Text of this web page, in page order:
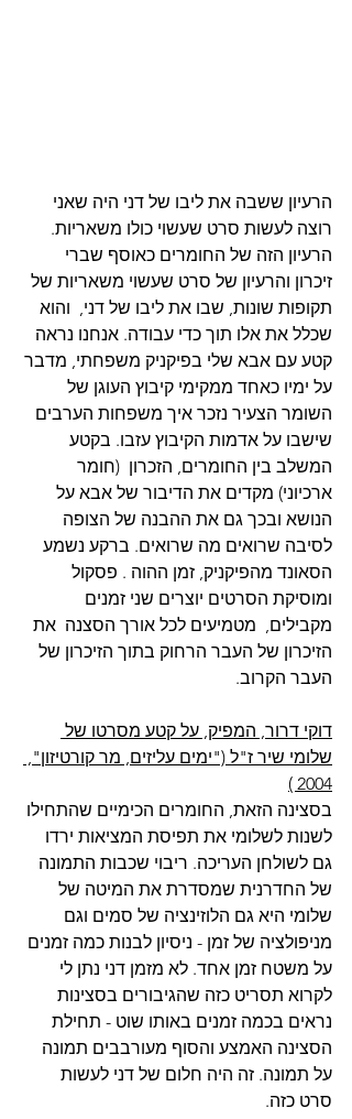
הרעיון ששבה את ליבו של דני היה שאני
רוצה לעשות סרט שעשוי כולו משאריות.
הרעיון הזה של החומרים כאוסף שברי
זיכרון והרעיון של סרט שעשוי משאריות של
תקופות שונות, שבו את ליבו של דני,  והוא
שכלל את אלו תוך כדי עבודה. אנחנו נראה
קטע עם אבא שלי בפיקניק משפחתי, מדבר
על ימיו כאחד ממקימי קיבוץ העוגן של
השומר הצעיר נזכר איך משפחות הערבים
שישבו על אדמות הקיבוץ עזבו. בקטע
המשלב בין החומרים, הזכרון  (חומר
ארכיוני) מקדים את הדיבור של אבא על
הנושא ובכך גם את ההבנה של הצופה
לסיבה שרואים מה שרואים. ברקע נשמע
הסאונד מהפיקניק, זמן ההוה . פסקול
ומוסיקת הסרטים יוצרים שני זמנים
מקבילים,  מטמיעים לכל אורך הסצנה  את
הזיכרון של העבר הרחוק בתוך הזיכרון של
העבר הקרוב.
דוקי דרור, המפיק, על קטע מסרטו של
שלומי שיר ז"ל ("ימים עליזים, מר קורטיזון",
2004 )
בסצינה הזאת, החומרים הכימיים שהתחילו
לשנות לשלומי את תפיסת המציאות ירדו
גם לשולחן העריכה. ריבוי שכבות התמונה
של החדרנית שמסדרת את המיטה של
שלומי היא גם הלוזינציה של סמים וגם
מניפולציה של זמן - ניסיון לבנות כמה זמנים
על משטח זמן אחד. לא מזמן דני נתן לי
לקרוא תסריט כזה שהגיבורים בסצינות
נראים בכמה זמנים באותו שוט - תחילת
הסצינה האמצע והסוף מעורבבים תמונה
על תמונה. זה היה חלום של דני לעשות
סרט כזה.